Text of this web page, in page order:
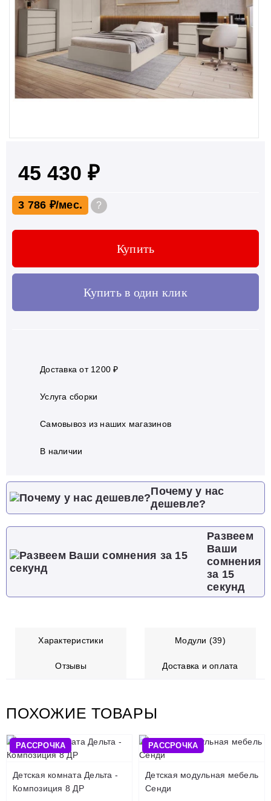
45 430 ₽
3 786 ₽ ?
Купить
Купить в один клик
Доставка от 1200 ₽
Услуга сборки
Самовывоз из наших магазинов
В наличии
Почему у нас
дешевле?
Развеем
Ваши
сомнения
за 15
секунд
Характеристики Модули (39)
Отзывы Доставка и оплата
ПОХОЖИЕ ТОВАРЫ
РАССРОЧКА
Детская комната Дельта -
Композиция 8 ДР
РАССРОЧКА
Детская модульная мебель
Сенди